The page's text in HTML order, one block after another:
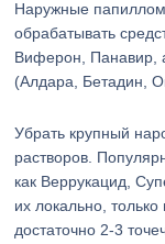
Наружные
обрабатывать
Виферон, Панавир,
(Алдара, Бетадин,
Убрать крупный
растворов.
как Веррукацид,
их локально,
достаточно 2-3